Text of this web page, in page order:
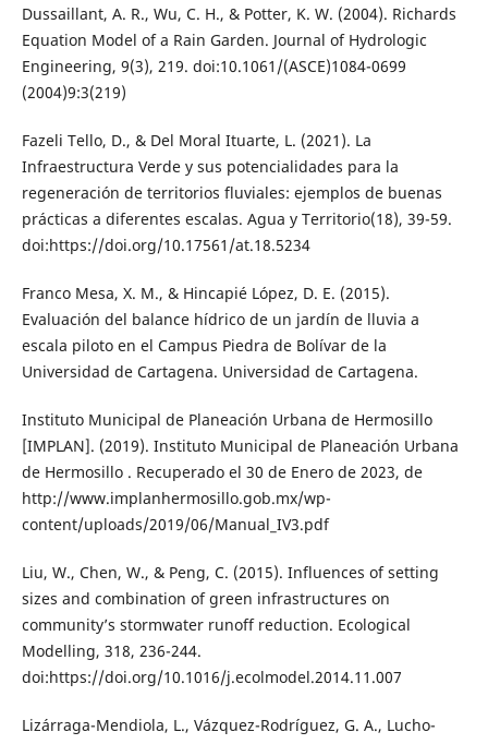
Dussaillant, A. R., Wu, C. H., & Potter, K. W. (2004). Richards
Equation Model of a Rain Garden. Journal of Hydrologic
Engineering, 9(3), 219. doi:10.1061/(ASCE)1084-0699
(2004)9:3(219)
Fazeli Tello, D., & Del Moral Ituarte, L. (2021). La
Infraestructura Verde y sus potencialidades para la
regeneración de territorios fluviales: ejemplos de buenas
prácticas a diferentes escalas. Agua y Territorio(18), 39-59.
doi:https://doi.org/10.17561/at.18.5234
Franco Mesa, X. M., & Hincapié López, D. E. (2015).
Evaluación del balance hídrico de un jardín de lluvia a
escala piloto en el Campus Piedra de Bolívar de la
Universidad de Cartagena. Universidad de Cartagena.
Instituto Municipal de Planeación Urbana de Hermosillo
[IMPLAN]. (2019). Instituto Municipal de Planeación Urbana
de Hermosillo . Recuperado el 30 de Enero de 2023, de
http://www.implanhermosillo.gob.mx/wp-
content/uploads/2019/06/Manual_IV3.pdf
Liu, W., Chen, W., & Peng, C. (2015). Influences of setting
sizes and combination of green infrastructures on
community’s stormwater runoff reduction. Ecological
Modelling, 318, 236-244.
doi:https://doi.org/10.1016/j.ecolmodel.2014.11.007
Lizárraga-Mendiola, L., Vázquez-Rodríguez, G. A., Lucho-